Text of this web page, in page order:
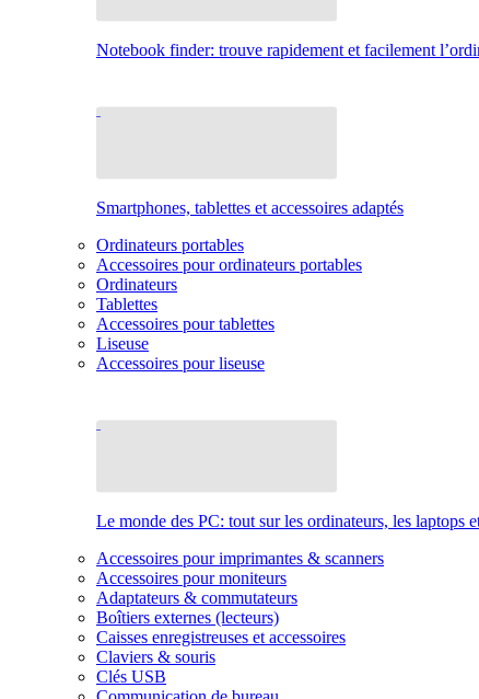
Notebook finder: trouve rapidement et facilement
Smartphones, tablettes et accessoires adaptés
Ordinateurs portables
Accessoires pour ordinateurs portables
Ordinateurs
Tablettes
Accessoires pour tablettes
Liseuse
Accessoires pour liseuse
Le monde des PC: tout sur les ordinateurs, les laptops
Accessoires pour imprimantes & scanners
Accessoires pour moniteurs
Adaptateurs & commutateurs
Boîtiers externes (lecteurs)
Caisses enregistreuses et accessoires
Claviers & souris
Clés USB